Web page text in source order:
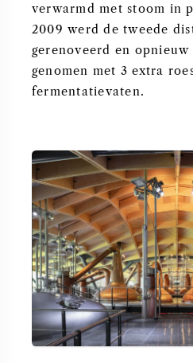
verwarmd met stoom in
2009 werd de tweede
gerenoveerd en
genomen met 3 extra
fermentatievaten.